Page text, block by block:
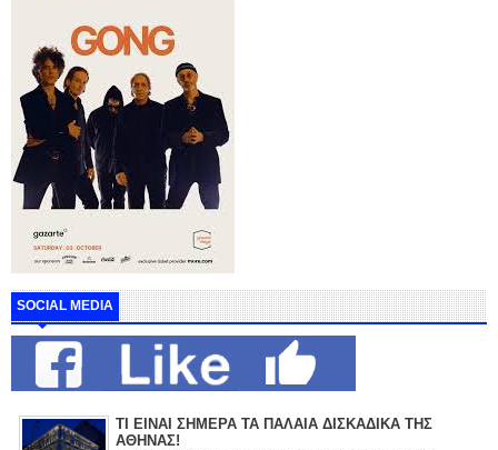
SOCIAL MEDIA
ΤΙ ΕΙΝΑΙ ΣΗΜΕΡΑ ΤΑ ΠΑΛΑΙΑ ΔΙΣΚΑΔΙΚΑ ΤΗΣ
ΑΘΗΝΑΣ!